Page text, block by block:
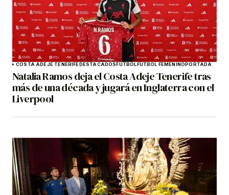
COSTA ADEJE TENERIFEDESTACADOSFÚTBOLFÚTBOL FEMENINOPORTADA
Natalia Ramos deja el Costa Adeje Tenerife tras
más de una década y jugará en Inglaterra con el
Liverpool